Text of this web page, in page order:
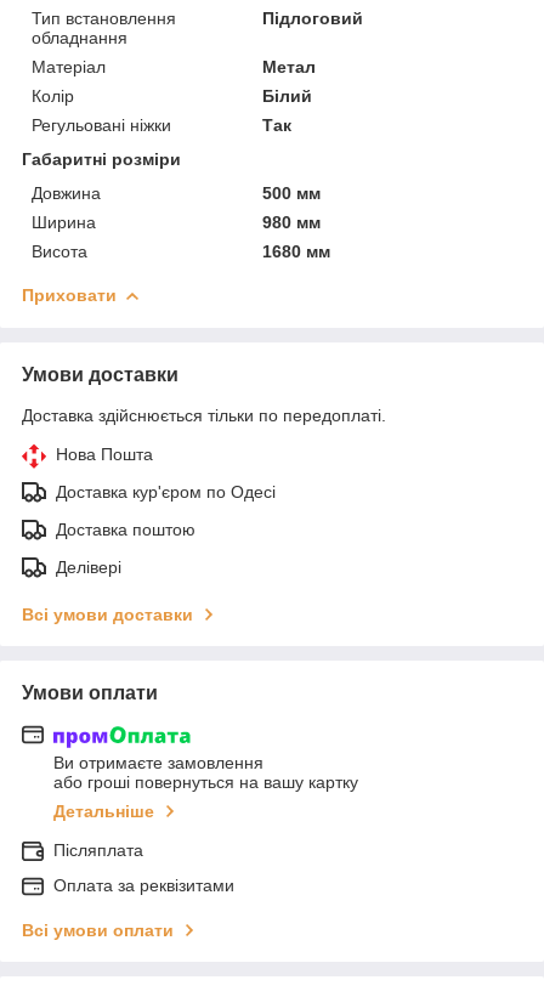
Тип встановлення
обладнання
Підлоговий
Матеріал
Метал
Колір
Білий
Регульовані ніжки
Так
Габаритні розміри
Довжина
500 мм
Ширина
980 мм
Висота
1680 мм
Приховати
Умови доставки
Доставка здійснюється тільки по передоплаті.
Нова Пошта
Доставка кур'єром по Одесі
Доставка поштою
Делівері
Всі умови доставки
Умови оплати
Ви отримаєте замовлення
або гроші повернуться на вашу картку
Детальніше
Післяплата
Оплата за реквізитами
Всі умови оплати